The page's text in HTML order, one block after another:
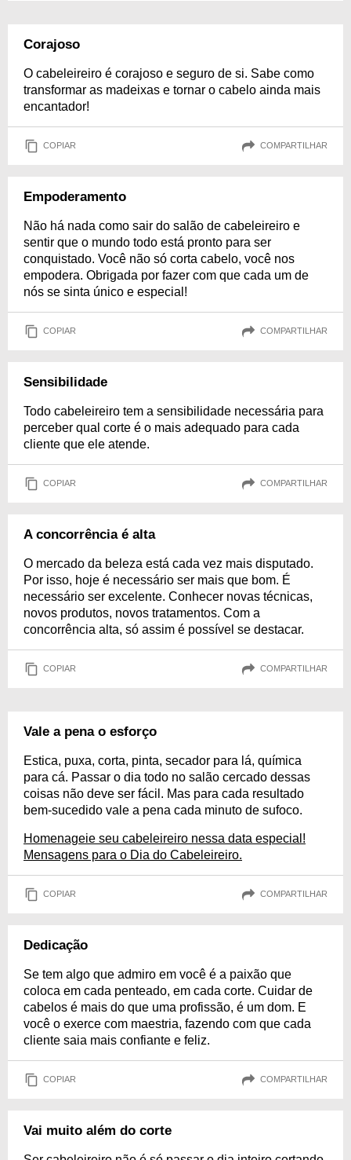
Corajoso
O cabeleireiro é corajoso e seguro de si. Sabe como
transformar as madeixas e tornar o cabelo ainda mais
encantador!
COPIAR COMPARTILHAR
Empoderamento
Não há nada como sair do salão de cabeleireiro e
sentir que o mundo todo está pronto para ser
conquistado. Você não só corta cabelo, você nos
empodera. Obrigada por fazer com que cada um de
nós se sinta único e especial!
COPIAR COMPARTILHAR
Sensibilidade
Todo cabeleireiro tem a sensibilidade necessária para
perceber qual corte é o mais adequado para cada
cliente que ele atende.
COPIAR COMPARTILHAR
A concorrência é alta
O mercado da beleza está cada vez mais disputado.
Por isso, hoje é necessário ser mais que bom. É
necessário ser excelente. Conhecer novas técnicas,
novos produtos, novos tratamentos. Com a
concorrência alta, só assim é possível se destacar.
COPIAR COMPARTILHAR
Vale a pena o esforço
Estica, puxa, corta, pinta, secador para lá, química
para cá. Passar o dia todo no salão cercado dessas
coisas não deve ser fácil. Mas para cada resultado
bem-sucedido vale a pena cada minuto de sufoco.
Homenageie seu cabeleireiro nessa data especial!
Mensagens para o Dia do Cabeleireiro.
COPIAR COMPARTILHAR
Dedicação
Se tem algo que admiro em você é a paixão que
coloca em cada penteado, em cada corte. Cuidar de
cabelos é mais do que uma profissão, é um dom. E
você o exerce com maestria, fazendo com que cada
cliente saia mais confiante e feliz.
COPIAR COMPARTILHAR
Vai muito além do corte